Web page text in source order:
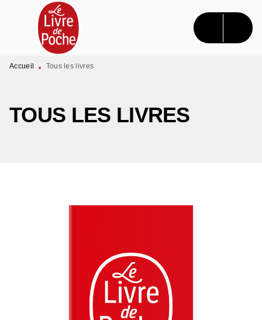
MENU RECHERCHE CONTENU
PIED DE PAGE
Accueil • Tous les livres
TOUS LES LIVRES